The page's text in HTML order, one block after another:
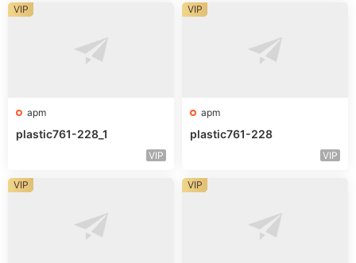
apm
plastic761-228_1
VIP
VIP
apm
plastic761-228
VIP
VIP
VIP VIP